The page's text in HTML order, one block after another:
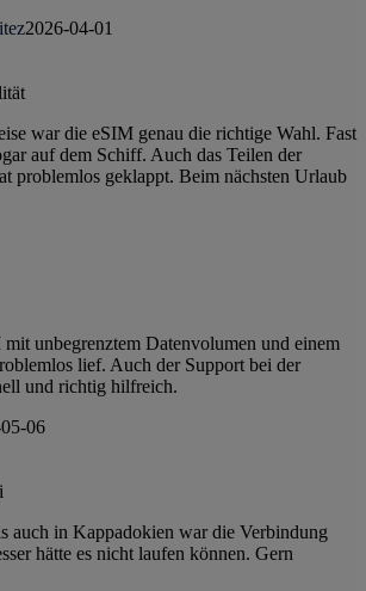
2026-04-01
war die eSIM genau die richtige Wahl. Fast
auf dem Schiff. Auch das Teilen der
problemlos geklappt. Beim nächsten Urlaub
unbegrenztem Datenvolumen und einem
lief. Auch der Support bei der
und richtig hilfreich.
06
auch in Kappadokien war die Verbindung
hätte es nicht laufen können. Gern